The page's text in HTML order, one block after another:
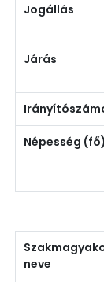
Jogállás
Járás
Népesség (fő)
neve